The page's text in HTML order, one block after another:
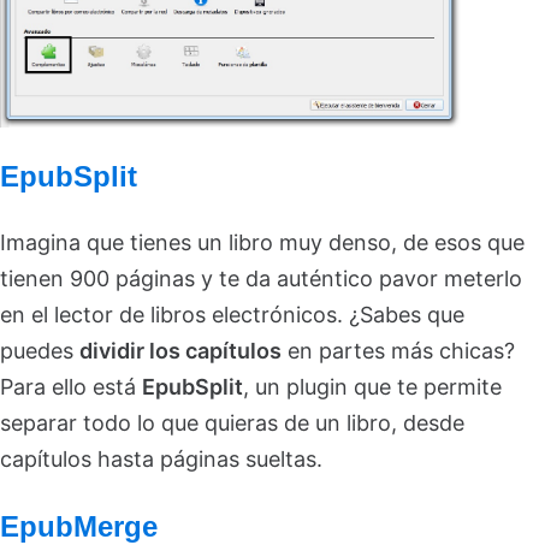
EpubSplit
Imagina que tienes un libro muy denso, de esos que
tienen 900 páginas y te da auténtico pavor meterlo
en el lector de libros electrónicos. ¿Sabes que
puedes dividir los capítulos en partes más chicas?
Para ello está EpubSplit, un plugin que te permite
separar todo lo que quieras de un libro, desde
capítulos hasta páginas sueltas.
EpubMerge